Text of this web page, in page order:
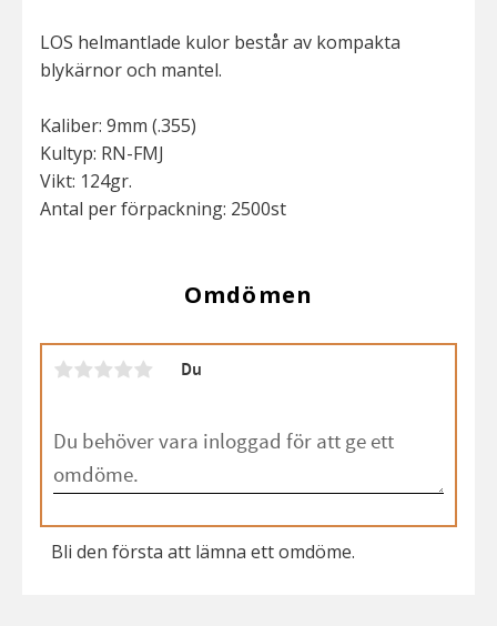
LOS helmantlade kulor består av kompakta
blykärnor och mantel.
Kaliber: 9mm (.355)
Kultyp: RN-FMJ
Vikt: 124gr.
Antal per förpackning: 2500st
Omdömen
Du
Bli den första att lämna ett omdöme.